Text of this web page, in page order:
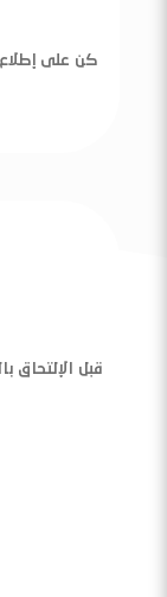
كن على إطلاع
قبل الإلتحاق